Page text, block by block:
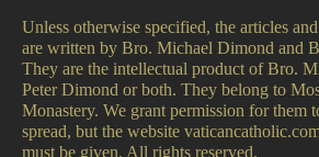
Unless otherwise specified, the articles
are written by Bro. Michael Dimond and
They are the intellectual product of Bro.
Peter Dimond or both. They belong to
Monastery. We grant permission for them
spread, but the website
must be given. All rights reserved.